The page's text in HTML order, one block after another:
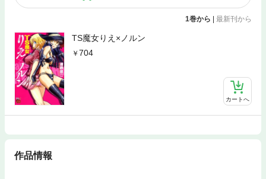
1巻から 最新刊から
TS魔女りえ×ノルン
704
カートへ
作品情報